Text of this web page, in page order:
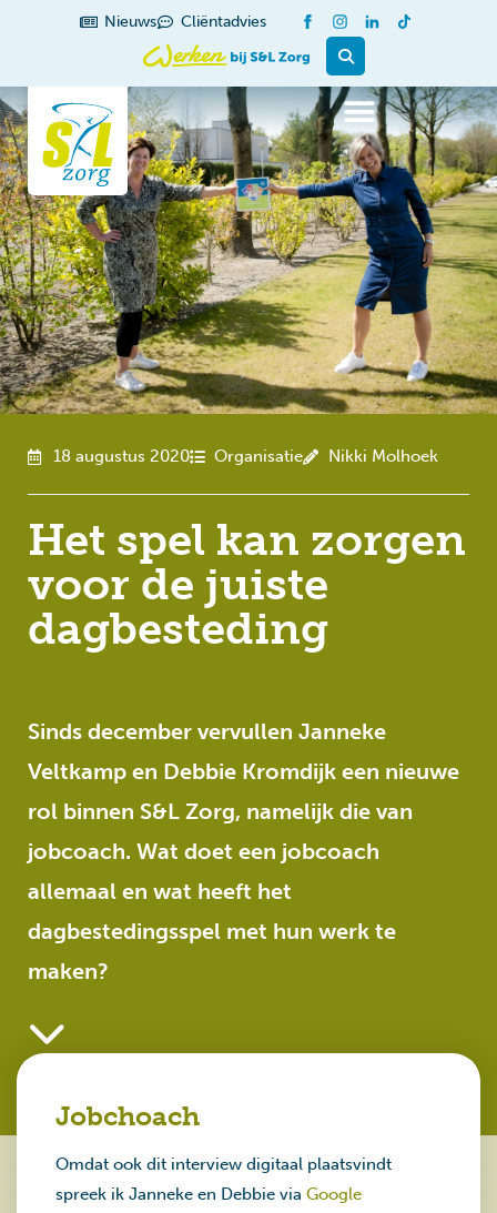
Nieuws Cliëntadvies
18 augustus 2020 Organisatie Nikki Molhoek
Het spel kan zorgen
voor de juiste
dagbesteding
Sinds december vervullen Janneke
Veltkamp en Debbie Kromdijk een nieuwe
rol binnen S&L Zorg, namelijk die van
jobcoach. Wat doet een jobcoach
allemaal en wat heeft het
dagbestedingsspel met hun werk te
maken?
Jobchoach
Omdat ook dit interview digitaal plaatsvindt
spreek ik Janneke en Debbie via Google